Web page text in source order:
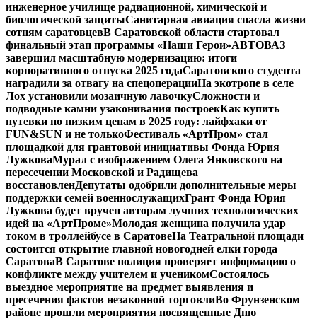
инженерное училище радиационной, химической и
биологической защитыСанитарная авиация спасла жизни
сотням саратовцевВ Саратовской области стартовал
финальный этап программы «Наши Герои»АВТОВАЗ
завершил масштабную модернизацию: итоги
корпоративного отпуска 2025 годаСаратовского студента
наградили за отвагу на спецоперацииНа экотропе в селе
Лох установили мозаичную лавочкуСложности и
подводные камни узаконивания построекКак купить
путевки по низким ценам в 2025 году: лайфхаки от
FUN&SUN и не толькоФестиваль «АртПром» стал
площадкой для грантовой инициативы Фонда Юрия
ЛужковаМурал с изображением Олега Янковского на
пересечении Московской и Радищева
восстановленДепутаты одобрили дополнительные меры
поддержки семей военнослужащихГрант Фонда Юрия
Лужкова будет вручен авторам лучших технологических
идей на «АртПроме»Молодая женщина получила удар
током в троллейбусе в СаратовеНа Театральной площади
состоится открытие главной новогодней елки города
СаратоваВ Саратове полиция проверяет информацию о
конфликте между учителем и ученикомСостоялось
выездное мероприятие на предмет выявления и
пресечения фактов незаконной торговлиВо Фрунзенском
районе прошли мероприятия посвященные Дню